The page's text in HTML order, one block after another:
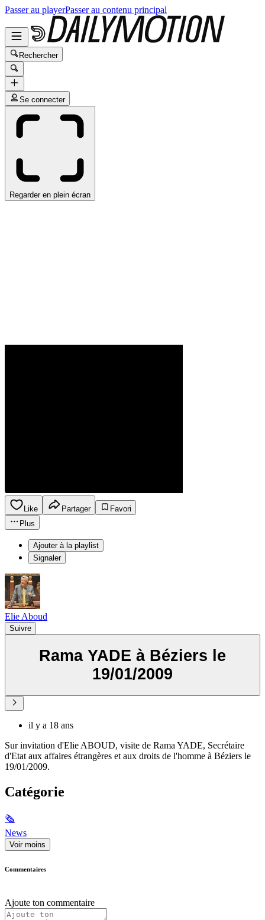
Passer au playerPasser au contenu principal
Rechercher
Se connecter
Regarder en plein écran
Like Partager
Favori
Plus
Ajouter à la playlist
Signaler
Elie Aboud
Suivre
Rama YADE à Béziers le
19/01/2009
il y a 18 ans
Sur invitation d'Elie ABOUD, visite de Rama YADE, Secrétaire
d'Etat aux affaires étrangères et aux droits de l'homme à Béziers le
19/01/2009.
Catégorie
🗞
News
Voir moins
Commentaires
Ajoute ton commentaire